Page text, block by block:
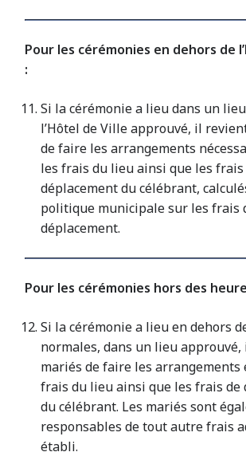
Pour les cérémonies en dehors de
:
Si la cérémonie a lieu dans un
l’Hôtel de Ville approuvé, il
de faire les arrangements
les frais du lieu ainsi que les frais
déplacement du célébrant,
politique municipale sur les frais
déplacement.
Pour les cérémonies hors des
Si la cérémonie a lieu en dehors
normales, dans un lieu
mariés de faire les arrangements
frais du lieu ainsi que les frais de
du célébrant. Les mariés sont
responsables de tout autre frais
établi.